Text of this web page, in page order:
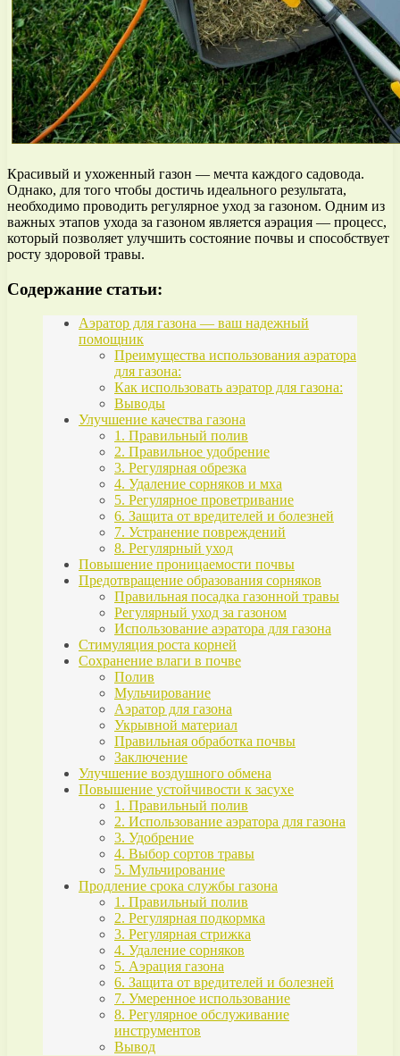
Красивый и ухоженный газон — мечта каждого садовода.
Однако, для того чтобы достичь идеального результата,
необходимо проводить регулярное уход за газоном. Одним из
важных этапов ухода за газоном является аэрация — процесс,
который позволяет улучшить состояние почвы и способствует
росту здоровой травы.
Содержание статьи:
Аэратор для газона — ваш надежный
помощник
Преимущества использования аэратора
для газона:
Как использовать аэратор для газона:
Выводы
Улучшение качества газона
1. Правильный полив
2. Правильное удобрение
3. Регулярная обрезка
4. Удаление сорняков и мха
5. Регулярное проветривание
6. Защита от вредителей и болезней
7. Устранение повреждений
8. Регулярный уход
Повышение проницаемости почвы
Предотвращение образования сорняков
Правильная посадка газонной травы
Регулярный уход за газоном
Использование аэратора для газона
Стимуляция роста корней
Сохранение влаги в почве
Полив
Мульчирование
Аэратор для газона
Укрывной материал
Правильная обработка почвы
Заключение
Улучшение воздушного обмена
Повышение устойчивости к засухе
1. Правильный полив
2. Использование аэратора для газона
3. Удобрение
4. Выбор сортов травы
5. Мульчирование
Продление срока службы газона
1. Правильный полив
2. Регулярная подкормка
3. Регулярная стрижка
4. Удаление сорняков
5. Аэрация газона
6. Защита от вредителей и болезней
7. Умеренное использование
8. Регулярное обслуживание
инструментов
Вывод